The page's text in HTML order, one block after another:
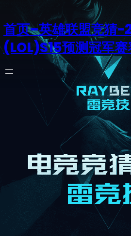
首页–英雄联盟竞猜-
(LOL)S15预测冠军